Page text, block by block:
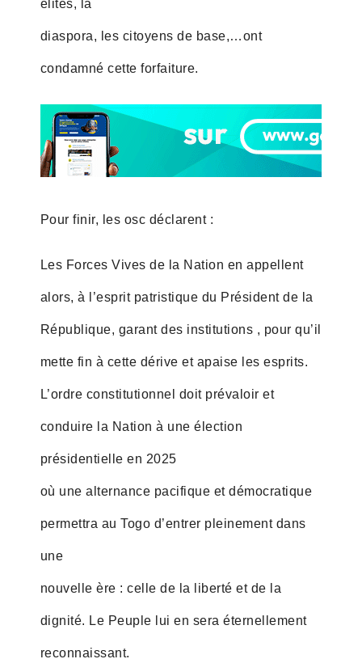
élites, la
diaspora, les citoyens de base,…ont
condamné cette forfaiture.
Pour finir, les osc déclarent :
Les Forces Vives de la Nation en appellent
alors, à l’esprit patristique du Président de la
République, garant des institutions , pour qu’il
mette fin à cette dérive et apaise les esprits.
L’ordre constitutionnel doit prévaloir et
conduire la Nation à une élection
présidentielle en 2025
où une alternance pacifique et démocratique
permettra au Togo d’entrer pleinement dans
une
nouvelle ère : celle de la liberté et de la
dignité. Le Peuple lui en sera éternellement
reconnaissant.